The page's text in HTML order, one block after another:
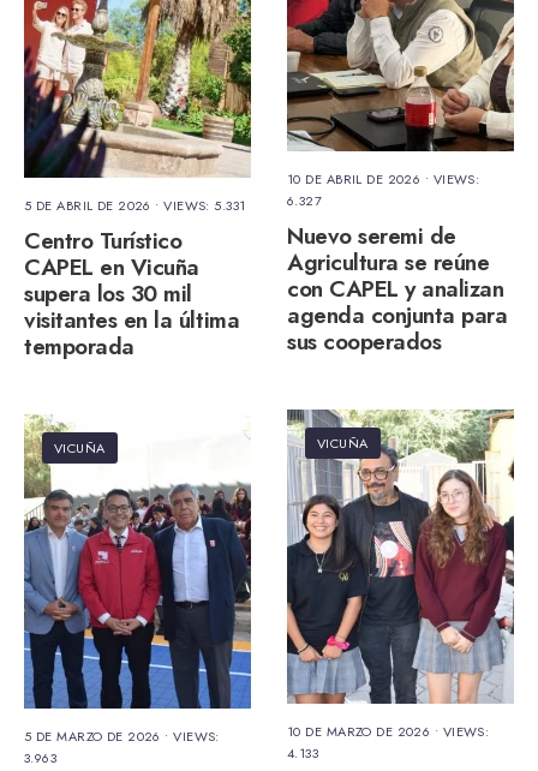
10 DE ABRIL DE 2026 • VIEWS:
6.327
Nuevo seremi de
Agricultura se reúne
con CAPEL y analizan
agenda conjunta para
sus cooperados
5 DE ABRIL DE 2026 •VIEWS: 5.331
Centro Turístico
CAPEL en Vicuña
supera los 30 mil
visitantes en la última
temporada
VICUÑA
10 DE MARZO DE 2026 • VIEWS:
4.133
VICUÑA
5 DE MARZO DE 2026 •VIEWS:
3.963